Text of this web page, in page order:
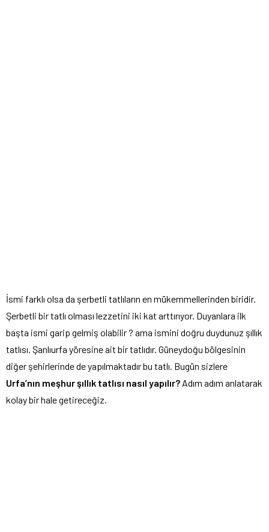
İsmi farklı olsa da şerbetli tatlıların en mükemmellerinden biridir.
Şerbetli bir tatlı olması lezzetini iki kat arttırıyor. Duyanlara ilk
başta ismi garip gelmiş olabilir ? ama ismini doğru duydunuz şıllık
tatlısı. Şanlıurfa yöresine ait bir tatlıdır. Güneydoğu bölgesinin
diğer şehirlerinde de yapılmaktadır bu tatlı. Bugün sizlere
Urfa’nın meşhur şıllık tatlısı nasıl yapılır? Adım adım anlatarak
kolay bir hale getireceğiz.